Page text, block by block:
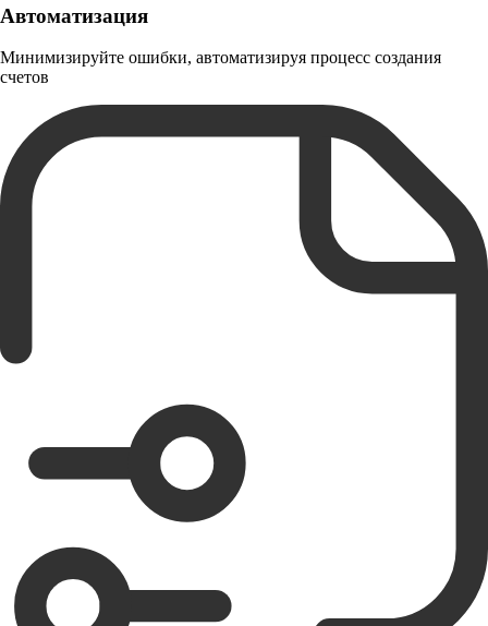
Автоматизация
Минимизируйте ошибки, автоматизируя процесс создания
счетов